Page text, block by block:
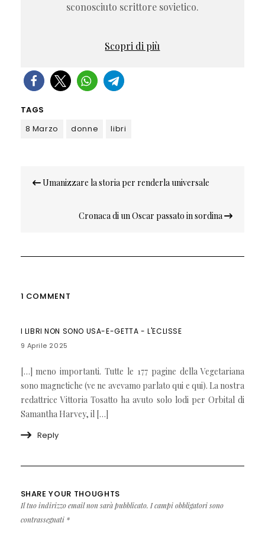
sconosciuto scrittore sovietico.
Scopri di più
TAGS
8 Marzo
donne libri
Navigazione
Umanizzare la storia per renderla universale
Cronaca di un Oscar passato in sordina
1 COMMENT
I LIBRI NON SONO USA-E-GETTA - L'ECLISSE
9 Aprile 2025
[…] meno importanti. Tutte le 177 pagine della Vegetariana
sono magnetiche (ve ne avevamo parlato qui e qui). La nostra
redattrice Vittoria Tosatto ha avuto solo lodi per Orbital di
Samantha Harvey, il […]
Reply
SHARE YOUR THOUGHTS
Il tuo indirizzo email non sarà pubblicato. I campi obbligatori sono
contrassegnati *